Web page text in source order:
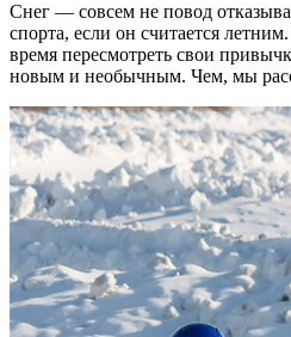
Снег — совсем не повод
спорта, если он считается
время пересмотреть свои
новым и необычным. Чем, мы